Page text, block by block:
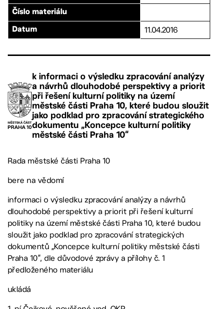
Číslo materiálu
Datum 11.04.2016
k informaci o výsledku zpracování analýzy
a návrhů dlouhodobé perspektivy a priorit
při řešení kulturní politiky na území
městské části Praha 10, které budou sloužit
jako podklad pro zpracování strategického
dokumentu „Koncepce kulturní politiky
městské části Praha 10“
Rada městské části Praha 10
bere na vědomí
informaci o výsledku zpracování analýzy a návrhů
dlouhodobé perspektivy a priorit při řešení kulturní
politiky na území městské části Praha 10, které budou
sloužit jako podklad pro zpracování strategických
dokumentů „Koncepce kulturní politiky městské části
Praha 10“, dle důvodové zprávy a přílohy č. 1
předloženého materiálu
ukládá